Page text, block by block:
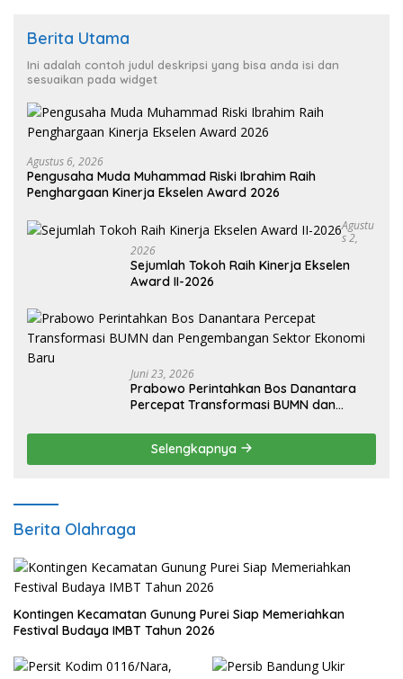
Berita Utama
Ini adalah contoh judul deskripsi yang bisa anda isi dan
sesuaikan pada widget
Agustus 6, 2026
Pengusaha Muda Muhammad Riski Ibrahim Raih
Penghargaan Kinerja Ekselen Award 2026
Agustu
S 2,
2026
Sejumlah Tokoh Raih Kinerja Ekselen
Award II-2026
Juni 23, 2026
Prabowo Perintahkan Bos Danantara
Percepat Transformasi BUMN dan
Selengkapnya
Berita Olahraga
Kontingen Kecamatan Gunung Purei Siap Memeriahkan
Festival Budaya IMBT Tahun 2026